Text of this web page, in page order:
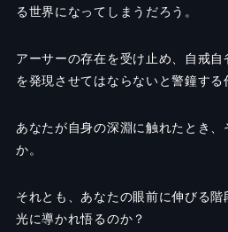
る世界になってしまうだろう。
アーサーの存在を受け止め、自戒
を発現させてはならないと警鐘する
あなたが自身の深淵に触れたとき
か。
それとも、あなたの眼前に伸びる
光に導かれ悟るのか？